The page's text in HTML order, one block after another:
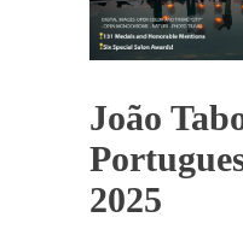
João
2025